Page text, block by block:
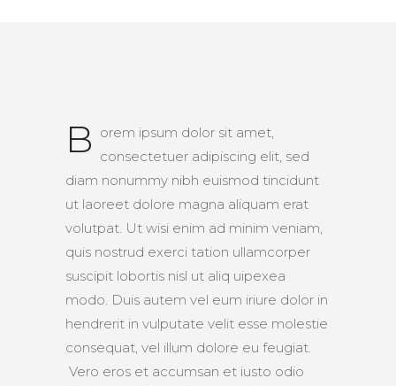
B orem ipsum dolor sit amet,
consectetuer adipiscing elit, sed
diam nonummy nibh euismod tincidunt
ut laoreet dolore magna aliquam erat
volutpat. Ut wisi enim ad minim veniam,
quis nostrud exerci tation ullamcorper
suscipit lobortis nisl ut aliq uipexea
modo. Duis autem vel eum iriure dolor in
hendrerit in vulputate velit esse molestie
consequat, vel illum dolore eu feugiat.
Vero eros et accumsan et iusto odio